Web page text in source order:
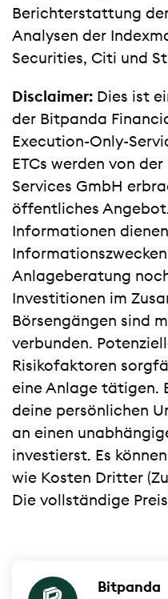
Berichterstattung
Analysen der
Securities, Citi und
Disclaimer: Dies ist
der Bitpanda
Execution-Only-
ETCs werden von
Services GmbH
öffentliches
Informationen
Anlageberatung
Investitionen im
Börsengängen sind
verbunden.
Risikofaktoren
eine Anlage tätigen.
deine persönlichen
an einen
investierst. Es
wie Kosten Dritter
Die vollständige
Bitpanda